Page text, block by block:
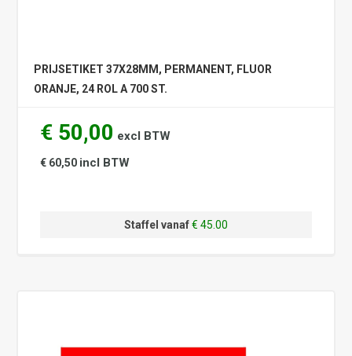
PRIJSETIKET 37X28MM, PERMANENT, FLUOR
ORANJE, 24 ROL A 700 ST.
€ 50,00 excl BTW
€ 60,50 incl BTW
Staffel vanaf€ 45.00